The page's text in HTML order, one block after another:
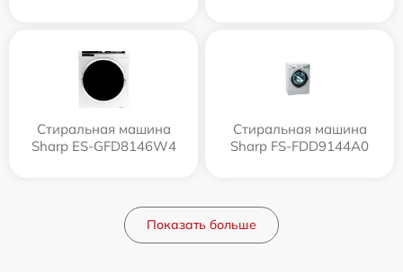
Стиральная машина
Sharp ES-GFD8146W4
Стиральная машина
Sharp FS-FDD9144A0
Показать больше